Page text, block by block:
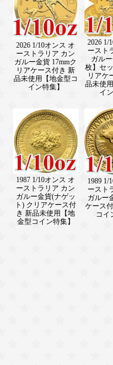
2026 1/10オンス オ
ーストラリア カン
ガルー金貨 17mmク
リアケース付き 新
品未使用【地金型コ
イン特集】
2026 1/
ースト
ガル
枚】セ
リアケ
品未使
イ
1987 1/10オンス オ
ーストラリア カン
ガルー金貨(ナゲッ
ト) クリアケース付
き 新品未使用【地
金型コイン特集】
1989 1/
ースト
ガルー
ケース
コイ